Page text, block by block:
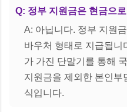
Q: 정부 지원금은 현금으
A: 아닙니다. 정부 지원
바우처 형태로 지급됩니
가 가진 단말기를 통해
지원금을 제외한 본인
식입니다.